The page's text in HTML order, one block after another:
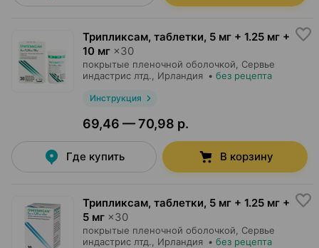
Трипликсам, таблетки, 5 мг + 1.25 мг +
10 мг ×30
покрытые пленочной оболочкой,
Сервье
индастрис лтд.
, Ирландия • без рецепта
Инструкция
69,46 — 70,98 р.
Где купить В корзину
Трипликсам, таблетки, 5 мг + 1.25 мг +
5 мг ×30
покрытые пленочной оболочкой,
Сервье
индастрис лтд.
, Ирландия • без рецепта